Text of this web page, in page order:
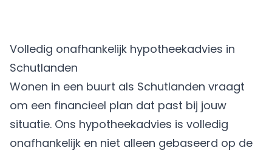
Volledig onafhankelijk hypotheekadvies in
Schutlanden
Wonen in een buurt als Schutlanden vraagt
om een financieel plan dat past bij jouw
situatie. Ons hypotheekadvies is volledig
onafhankelijk en niet alleen gebaseerd op de